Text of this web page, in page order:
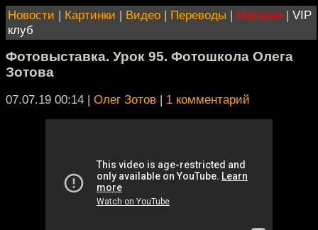
Новости | Картинки | Видео | Переводы | Магазин | VIP
клуб
Фотовыставка. Урок 95. Фотошкола Олега
Зотова
07.07.19 00:14 | Олег Зотов | 1 комментарий